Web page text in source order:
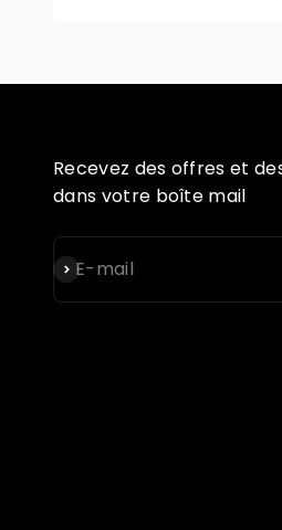
Recevez des offres et
dans votre boîte mail
E-mail
S'inscrire